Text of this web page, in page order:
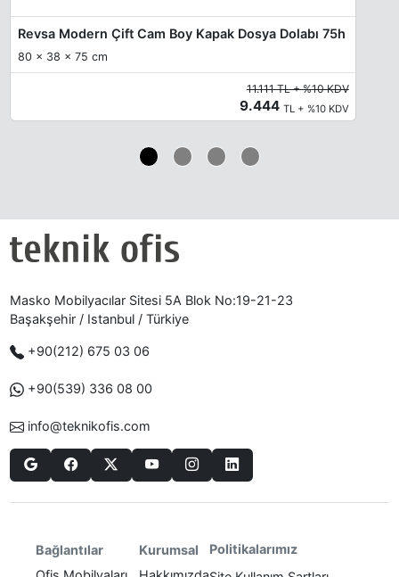
Revsa Modern Çift Cam Boy Kapak Dosya Dolabı 75h
80 x 38 x 75 cm
11.111 TL + %10 KDV
9.444 TL + %10 KDV
Masko Mobilyacılar Sitesi 5A Blok No:19-21-23
Başakşehir / Istanbul / Türkiye
+90(212) 675 03 06
+90(539) 336 08 00
info@teknikofis.com
Bağlantılar
Kurumsal
Politikalarımız